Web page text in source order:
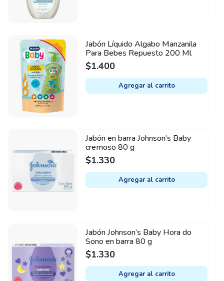
Jabón Líquido Algabo Manzanila
Para Bebes Repuesto 200 Ml
$1.400
Agregar al carrito
Jabón en barra Johnson’s Baby
cremoso 80 g
$1.330
Agregar al carrito
Jabón Johnson’s Baby Hora do
Sono en barra 80 g
$1.330
Agregar al carrito